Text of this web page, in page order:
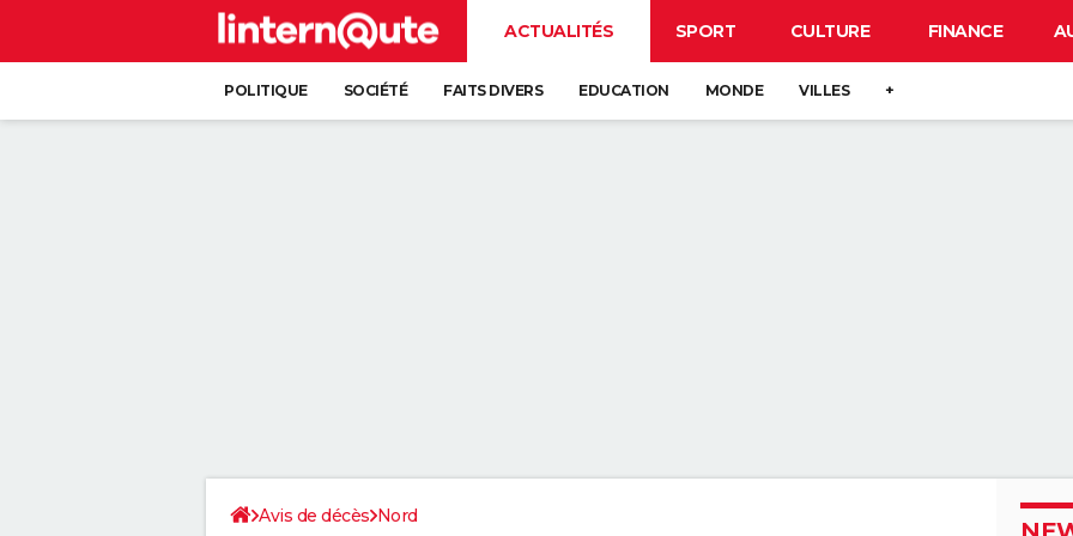
ACTUALITÉS SPORT CULTURE FINANCE
POLITIQUE SOCIÉTÉ FAITS DIVERS EDUCATION MONDE VILLES +
Avis de décès Nord